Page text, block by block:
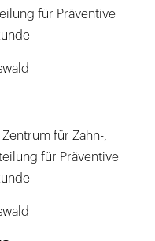
für Präventive
für Zahn-,
für Präventive